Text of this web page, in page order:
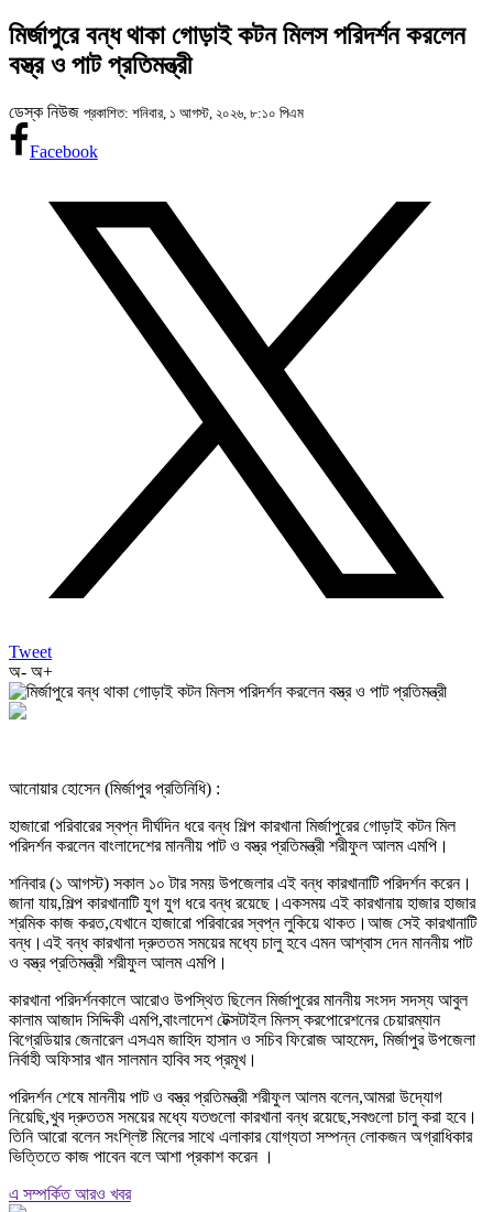
মির্জাপুরে বন্ধ থাকা গোড়াই কটন মিলস পরিদর্শন করলেন
বস্ত্র ও পাট প্রতিমন্ত্রী
ডেস্ক নিউজ প্রকাশিত: শনিবার, ১ আগস্ট, ২০২৬, ৮:১০ পিএম
Facebook
Tweet
অ- অ+
আনোয়ার হোসেন (মির্জাপুর প্রতিনিধি) :
হাজারো পরিবারের স্বপ্ন দীর্ঘদিন ধরে বন্ধ শিল্প কারখানা মির্জাপুরের গোড়াই কটন মিল
পরিদর্শন করলেন বাংলাদেশের মাননীয় পাট ও বস্ত্র প্রতিমন্ত্রী শরীফুল আলম এমপি।
শনিবার (১ আগস্ট) সকাল ১০ টার সময় উপজেলার এই বন্ধ কারখানাটি পরিদর্শন করেন।
জানা যায়,শিল্প কারখানাটি যুগ যুগ ধরে বন্ধ রয়েছে।একসময় এই কারখানায় হাজার হাজার
শ্রমিক কাজ করত,যেখানে হাজারো পরিবারের স্বপ্ন লুকিয়ে থাকত।আজ সেই কারখানাটি
বন্ধ।এই বন্ধ কারখানা দ্রুততম সময়ের মধ্যে চালু হবে এমন আশ্বাস দেন মাননীয় পাট
ও বস্ত্র প্রতিমন্ত্রী শরীফুল আলম এমপি।
কারখানা পরিদর্শনকালে আরোও উপস্থিত ছিলেন মির্জাপুরের মাননীয় সংসদ সদস্য আবুল
কালাম আজাদ সিদ্দিকী এমপি,বাংলাদেশ টেক্সটাইল মিলস্ করপোরেশনের চেয়ারম্যান
বিগ্রেডিয়ার জেনারেল এসএম জাহিদ হাসান ও সচিব ফিরোজ আহমেদ, মির্জাপুর উপজেলা
নির্বাহী অফিসার খান সালমান হাবিব সহ প্রমূখ।
পরিদর্শন শেষে মাননীয় পাট ও বস্ত্র প্রতিমন্ত্রী শরীফুল আলম বলেন,আমরা উদ্যোগ
নিয়েছি,খুব দ্রুততম সময়ের মধ্যে যতগুলো কারখানা বন্ধ রয়েছে,সবগুলো চালু করা হবে।
তিনি আরো বলেন সংশ্লিষ্ট মিলের সাথে এলাকার যোগ্যতা সম্পন্ন লোকজন অগ্রাধিকার
ভিত্তিতে কাজ পাবেন বলে আশা প্রকাশ করেন ।
এ সম্পর্কিত আরও খবর